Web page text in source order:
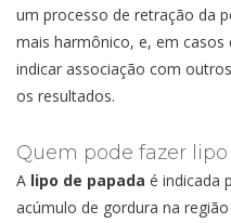
um processo de retração da
mais harmônico, e, em
indicar associação com
os resultados.
Quem pode fazer
A lipo de papada é indicada
acúmulo de gordura na